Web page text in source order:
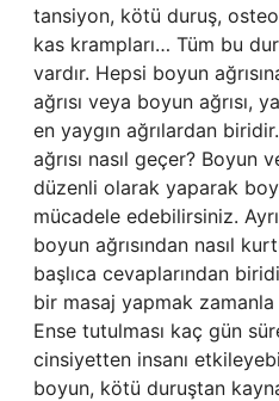
tansiyon, kötü duruş,
kas krampları… Tüm bu
vardır. Hepsi boyun
ağrısı veya boyun ağrısı,
en yaygın ağrılardan
ağrısı nasıl geçer? Boyun
düzenli olarak yaparak
mücadele edebilirsiniz.
boyun ağrısından nasıl
başlıca cevaplarından
bir masaj yapmak zamanla
Ense tutulması kaç gün
cinsiyetten insanı
boyun, kötü duruştan